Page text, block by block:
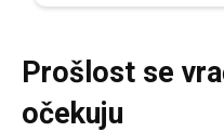
Prošlost se
očekuju